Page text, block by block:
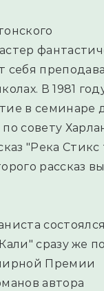
себя
В 1981
в семинаре
совету
"Река Стикс
рассказ
состоялся
сразу же
Премии
автора